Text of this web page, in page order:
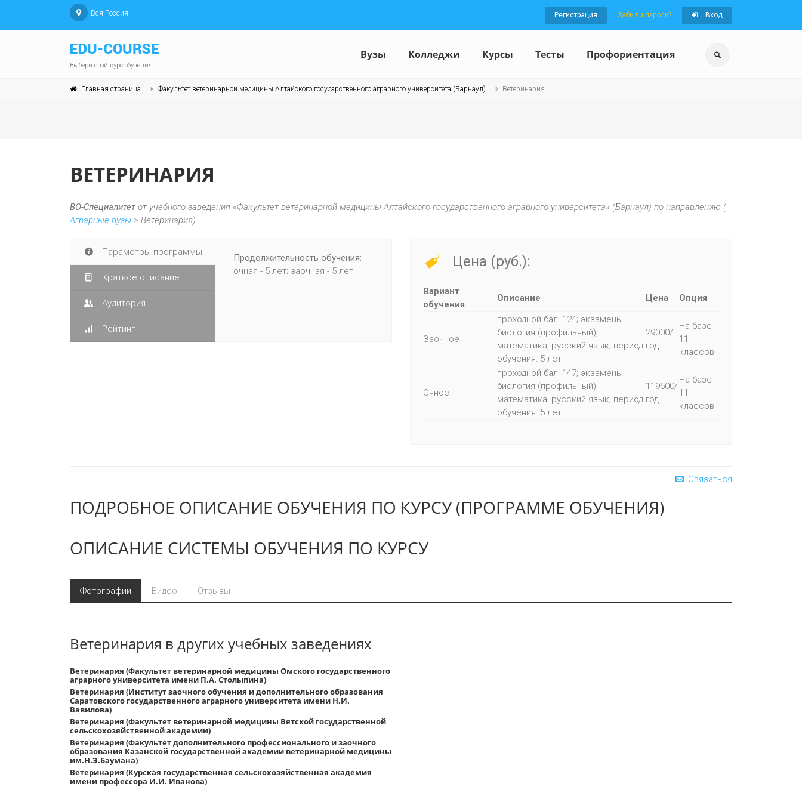
Вся Россия Регистрация Забыли пароль? Вход
Выбери свой курс обучения
Вузы Колледжи Курсы Тесты Профориентация
Главная страница Факультет ветеринарной медицины Алтайского государственного аграрного университета (Барнаул) Ветеринария
ВЕТЕРИНАРИЯ
ВО-Специалитетот учебного заведения «Факультет ветеринарной медицины Алтайского государственного аграрного университета» (Барнаул) по направлению (
Аграрные вузы > Ветеринария)
Параметры программы
Краткое описание
Аудитория
Рейтинг
Продолжительность обучения:
очная - 5 лет; заочная - 5 лет;
Цена (руб.):
Вариант
обучения
Описание Цена Опция
Заочное
проходной бал: 124; экзамены:
биология (профильный),
математика, русский язык; период
обучения: 5 лет
29000/
год
На базе
11
классов
Очное
проходной бал: 147; экзамены:
биология (профильный),
математика, русский язык; период
обучения: 5 лет
119600/
год
На базе
11
классов
Связаться
ПОДРОБНОЕ ОПИСАНИЕ ОБУЧЕНИЯ ПО КУРСУ (ПРОГРАММЕ ОБУЧЕНИЯ)
ОПИСАНИЕ СИСТЕМЫ ОБУЧЕНИЯ ПО КУРСУ
Фотографии Видео Отзывы
Ветеринария в других учебных заведениях
Ветеринария (Факультет ветеринарной медицины Омского государственного
аграрного университета имени П.А. Столыпина)
Ветеринария (Институт заочного обучения и дополнительного образования
Саратовского государственного аграрного университета имени Н.И.
Вавилова)
Ветеринария (Факультет ветеринарной медицины Вятской государственной
сельскохозяйственной академии)
Ветеринария (Факультет дополнительного профессионального и заочного
образования Казанской государственной академии ветеринарной медицины
им.Н.Э.Баумана)
Ветеринария (Курская государственная сельскохозяйственная академия
имени профессора И.И. Иванова)